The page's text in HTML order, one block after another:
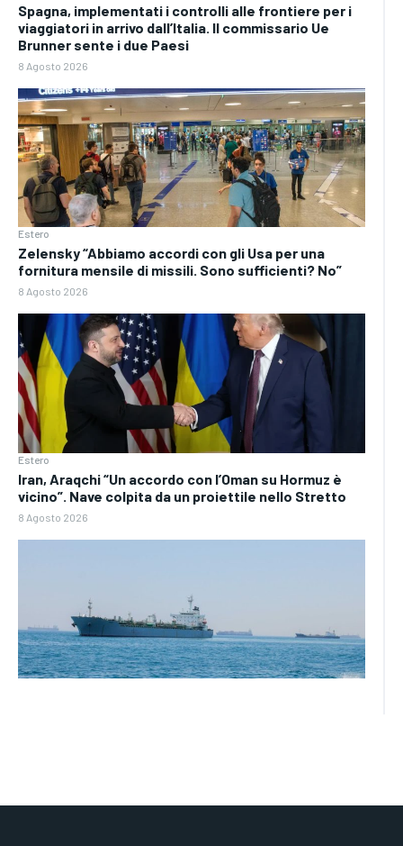
Spagna, implementati i controlli alle frontiere per i
viaggiatori in arrivo dall’Italia. Il commissario Ue
Brunner sente i due Paesi
8 Agosto 2026
Estero
Zelensky “Abbiamo accordi con gli Usa per una
fornitura mensile di missili. Sono sufficienti? No”
8 Agosto 2026
Estero
Iran, Araqchi “Un accordo con l’Oman su Hormuz è
vicino”. Nave colpita da un proiettile nello Stretto
8 Agosto 2026